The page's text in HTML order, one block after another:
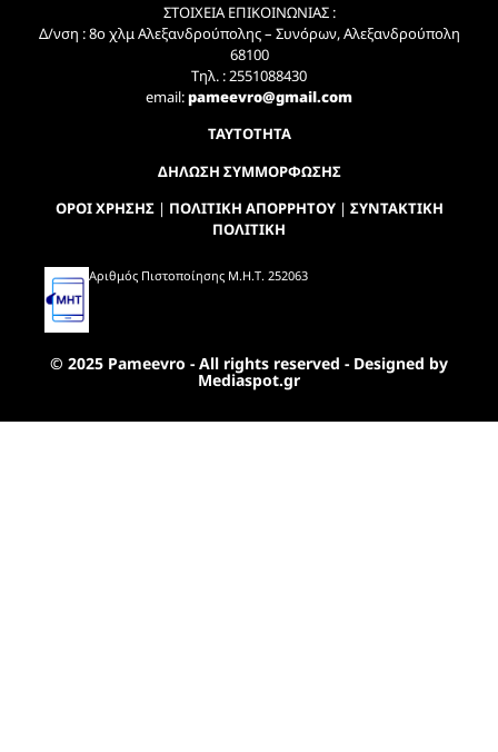
ΣΤΟΙΧΕΙΑ ΕΠΙΚΟΙΝΩΝΙΑΣ :
Δ/νση : 8ο χλμ Αλεξανδρούπολης – Συνόρων, Αλεξανδρούπολη
68100
Τηλ. : 2551088430
email:pameevro@gmail.com
ΤΑΥΤΟΤΗΤΑ
ΔΗΛΩΣΗ ΣΥΜΜΟΡΦΩΣΗΣ
ΟΡΟΙ ΧΡΗΣΗΣ| ΠΟΛΙΤΙΚΗ ΑΠΟΡΡΗΤΟΥ| ΣΥΝΤΑΚΤΙΚΗ
ΠΟΛΙΤΙΚΗ
Αριθμός Πιστοποίησης Μ.Η.Τ. 252063
© 2025 Pameevro - All rights reserved - Designed by
Mediaspot.gr